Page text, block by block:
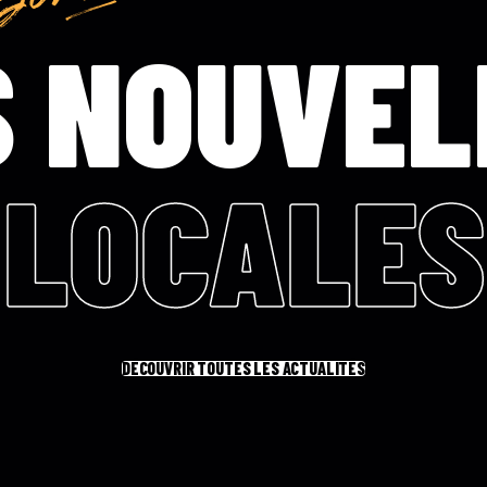
LOCALES
DÉCOUVRIR TOUTES LES ACTUALITÉS